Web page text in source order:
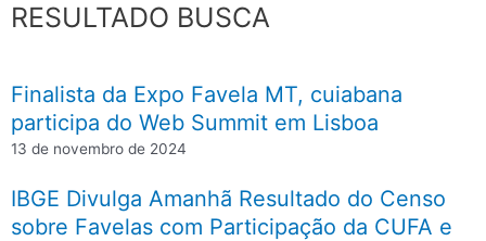
RESULTADO BUSCA
Finalista da Expo Favela MT, cuiabana
participa do Web Summit em Lisboa
13 de novembro de 2024
IBGE Divulga Amanhã Resultado do Censo
sobre Favelas com Participação da CUFA e